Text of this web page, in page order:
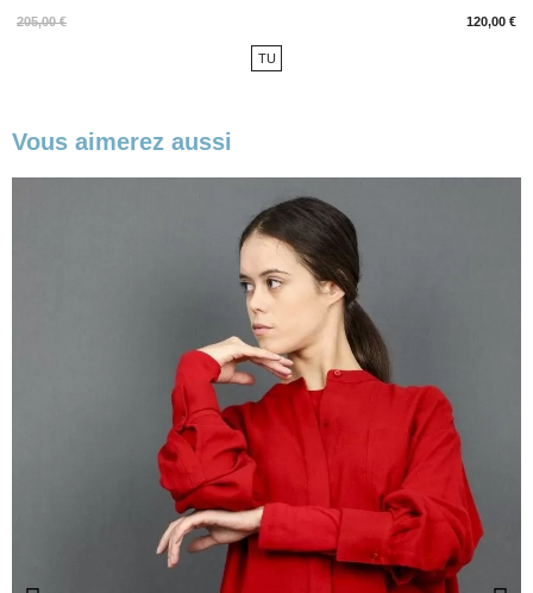
205,00 € 120,00 €
Prix
TU
Vous aimerez aussi